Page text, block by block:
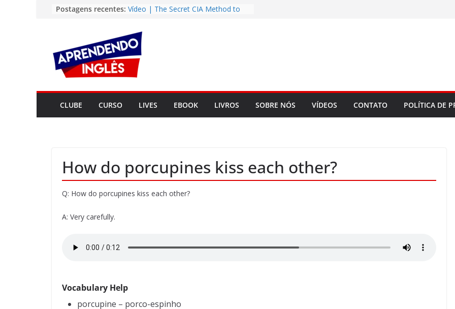
conteúdo
Postagens recentes: Vídeo | The Secret CIA Method to
Vídeo | How I m using NotebookLM
to power up my language learning
Vídeo | Do imaginary friends make
you smarter?
Story | Brasília: The City That Rose
from the Wilderness
Easy English Song | Somewhere
Over the Rainbow (Israel
Kamakawiwo’ole)
CLUBE CURSO LIVES EBOOK LIVROS SOBRE NÓS VÍDEOS CONTATO POLÍTICA DE
How do porcupines kiss each other?
Q: How do porcupines kiss each other?
A: Very carefully.
Vocabulary Help
porcupine – porco-espinho